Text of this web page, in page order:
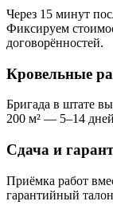
Через 15 минут
Фиксируем
договорённостей.
Кровельные
Бригада в штате
200 м² — 5–14
Сдача и
Приёмка работ
гарантийный